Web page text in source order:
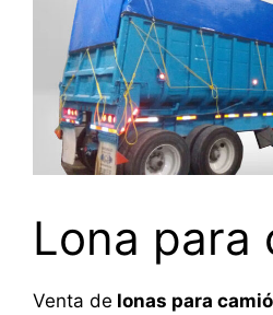
Lona para
Venta de lonas para